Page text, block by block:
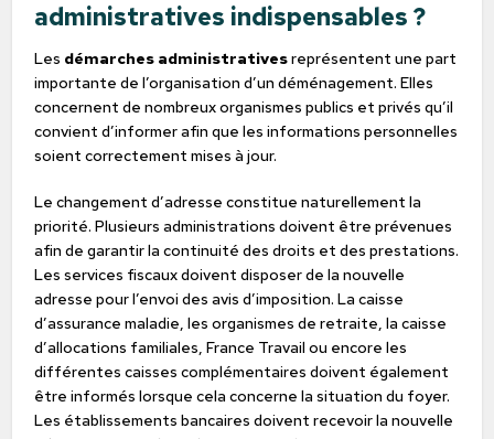
administratives indispensables ?
Les démarches administrativesreprésentent une part
importante de l’organisation d’un déménagement. Elles
concernent de nombreux organismes publics et privés qu’il
convient d’informer afin que les informations personnelles
soient correctement mises à jour.
Le changement d’adresse constitue naturellement la
priorité. Plusieurs administrations doivent être prévenues
afin de garantir la continuité des droits et des prestations.
Les services fiscaux doivent disposer de la nouvelle
adresse pour l’envoi des avis d’imposition. La caisse
d’assurance maladie, les organismes de retraite, la caisse
d’allocations familiales, France Travail ou encore les
différentes caisses complémentaires doivent également
être informés lorsque cela concerne la situation du foyer.
Les établissements bancaires doivent recevoir la nouvelle